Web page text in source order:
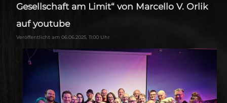
Gesellschaft am Limit“ von Marcello V. Orlik
auf youtube
Veröffentlicht am 06.06.2025, 11:00 Uhr